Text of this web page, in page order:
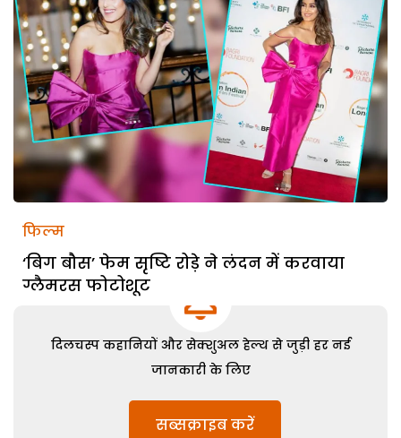
फिल्म
‘बिग बौस’ फेम सृष्टि रोड़े ने लंदन में करवाया
ग्लैमरस फोटोशूट
दिलचस्प कहानियों और सेक्शुअल हेल्थ से जुड़ी हर नई
जानकारी के लिए
सब्सक्राइब करें